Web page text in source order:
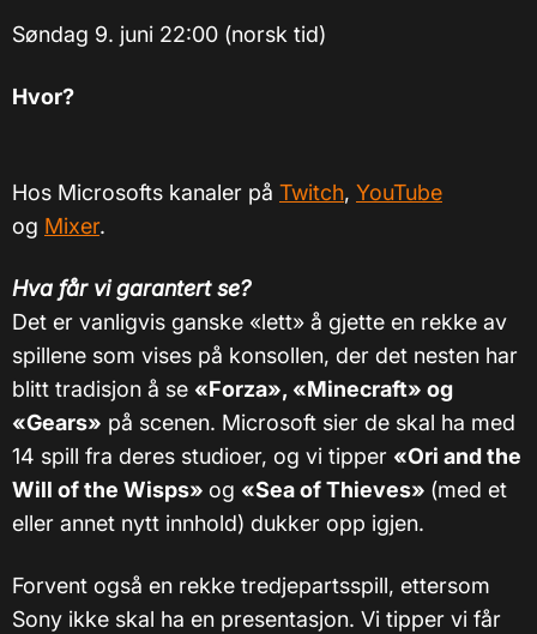
Søndag 9. juni 22:00 (norsk tid)
Hvor?
Hos Microsofts kanaler på Twitch, YouTube
og Mixer.
Hva får vi garantert se?
Det er vanligvis ganske «lett» å gjette en rekke av
spillene som vises på konsollen, der det nesten har
blitt tradisjon å se «Forza», «Minecraft» og
«Gears» på scenen. Microsoft sier de skal ha med
14 spill fra deres studioer, og vi tipper «Ori and the
Will of the Wisps» og «Sea of Thieves» (med et
eller annet nytt innhold) dukker opp igjen.
Forvent også en rekke tredjepartsspill, ettersom
Sony ikke skal ha en presentasjon. Vi tipper vi får